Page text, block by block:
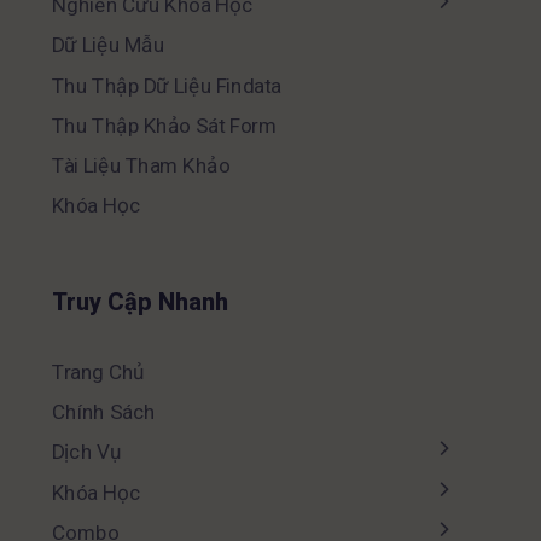
Nghiên Cứu Khoa Học
Dữ Liệu Mẫu
Thu Thập Dữ Liệu Findata
Thu Thập Khảo Sát Form
Tài Liệu Tham Khảo
Khóa Học
Truy Cập Nhanh
Trang Chủ
Chính Sách
Dịch Vụ
Khóa Học
Combo